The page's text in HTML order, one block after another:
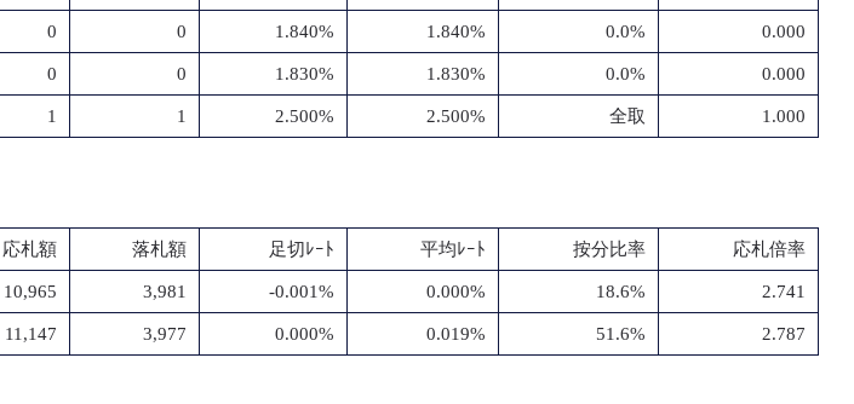
0 0 1.840% 1.840% 0.0% 0.000
0 0 1.830% 1.830% 0.0% 0.000
1 1 2.500% 2.500% 全取 1.000
応札額 落札額 足切ﾚｰﾄ 平均ﾚｰﾄ 按分比率 応札倍率
10,965 3,981 -0.001% 0.000% 18.6% 2.741
11,147 3,977 0.000% 0.019% 51.6% 2.787